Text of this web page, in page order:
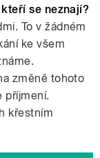
se neznají?
To v žádném
ke všem
změně tohoto
příjmení.
křestním